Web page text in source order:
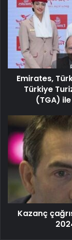
Emirates,
Türkiye
(TGA)
Kazanç